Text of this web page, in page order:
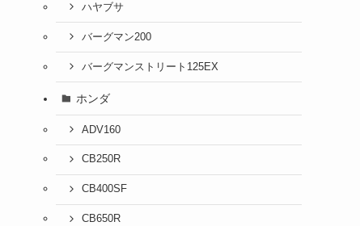
ハヤブサ
バーグマン200
バーグマンストリート125EX
ホンダ
ADV160
CB250R
CB400SF
CB650R